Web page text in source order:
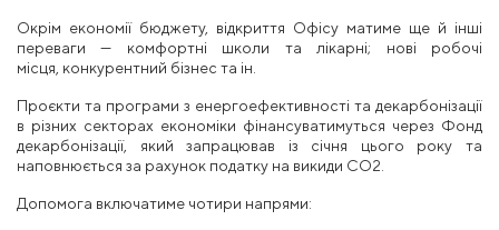
Окрім економії бюджету, відкриття Офісу матиме ще й інші
переваги — комфортні школи та лікарні; нові робочі
місця, конкурентний бізнес та ін.
Проєкти та програми з енергоефективності та декарбонізації
в різних секторах економіки фінансуватимуться через Фонд
декарбонізації, який запрацював із січня цього року та
наповнюється за рахунок податку на викиди СО2.
Допомога включатиме чотири напрями: